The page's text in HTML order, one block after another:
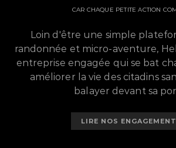
CAR CHAQUE PETITE ACTION
Loin d'être une simple
randonnée et micro-aventure,
entreprise engagée qui se bat
améliorer la vie des citadins
balayer devant sa
LIRE NOS